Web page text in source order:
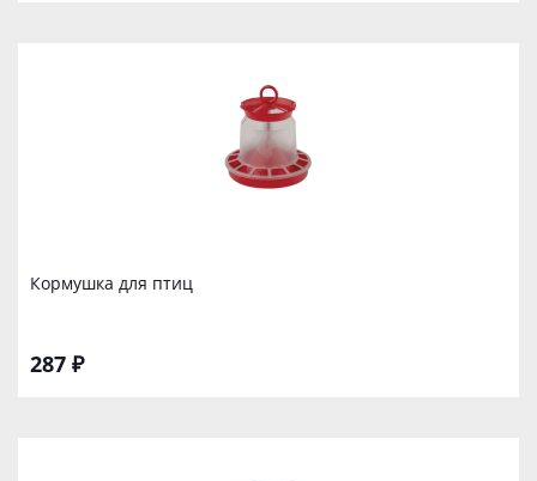
Кормушка для птиц
287 ₽